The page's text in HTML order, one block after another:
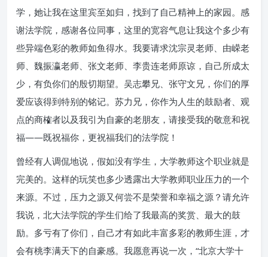
学，她让我在这里宾至如归，找到了自己精神上的家园。感
谢法学院，感谢各位同事，这里的宽容气息让我这个多少有
些异端色彩的教师如鱼得水。我要请求沈宗灵老师、由嵘老
师、魏振瀛老师、张文老师、李贵连老师原谅，自己所成太
少，有负你们的殷切期望。吴志攀兄、张守文兄，你们的厚
爱应该得到特别的铭记。苏力兄，你作为人生的鼓励者、观
点的商榷者以及我引为自豪的老朋友，请接受我的敬意和祝
福——既祝福你，更祝福我们的法学院！
曾经有人调侃地说，假如没有学生，大学教师这个职业就是
完美的。这样的玩笑也多少透露出大学教师职业压力的一个
来源。不过，压力之源又何尝不是荣誉和幸福之源？请允许
我说，北大法学院的学生们给了我最高的奖赏、最大的鼓
励。多亏有了你们，自己才有如此丰富多彩的教师生涯，才
会有桃李满天下的自豪感。我愿意再说一次，“北京大学十